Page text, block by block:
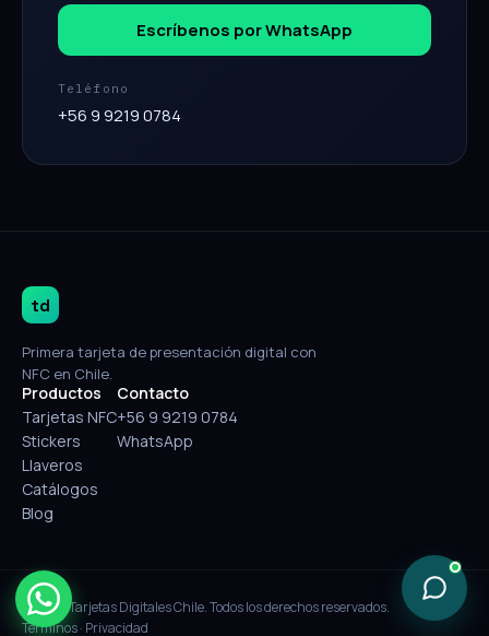
Escríbenos por WhatsApp
Teléfono
+56 9 9219 0784
td
Primera tarjeta de presentación digital con
NFC en Chile.
Productos
Tarjetas NFC
Stickers
Llaveros
Catálogos
Blog
Contacto
+56 9 9219 0784
WhatsApp
© 2026 Tarjetas Digitales Chile. Todos los derechos reservados.
Términos· Privacidad